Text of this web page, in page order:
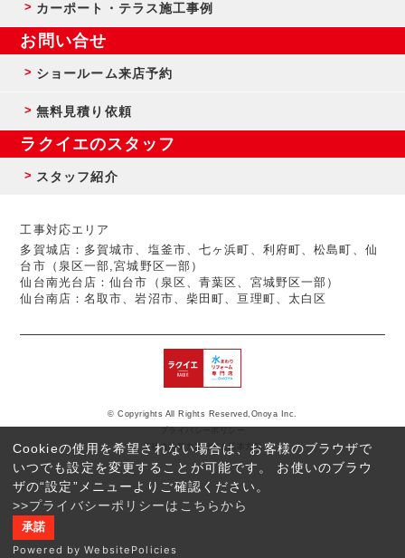
Cookieの使用を希望されない場合は、お客様のブラウザで
いつでも設定を変更することが可能です。 お使いのブラウ
ザの“設定”メニューよりご確認ください。
>>プライバシーポリシーはこちらから
承諾
Powered by WebsitePolicies
反社会的勢力に対する基本方針
© Copyrights All Rights Reserved,Onoya Inc.
カーポート・テラス施工事例
お問い合せ
ショールーム来店予約
無料見積り依頼
ラクイエのスタッフ
スタッフ紹介
工事対応エリア
多賀城店：多賀城市、塩釜市、七ヶ浜町、利府町、松島町、仙
台市（泉区一部,宮城野区一部）
仙台南光台店：仙台市（泉区、青葉区、宮城野区一部）
仙台南店：名取市、岩沼市、柴田町、亘理町、太白区